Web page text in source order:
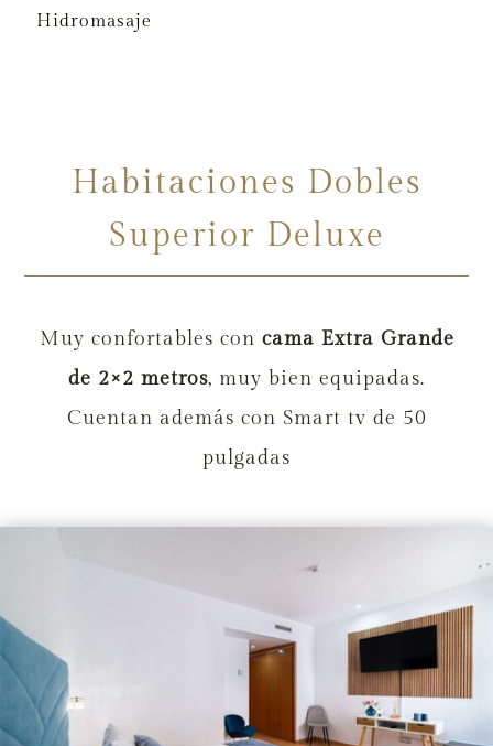
Hidromasaje
Habitaciones Dobles
Superior Deluxe
Muy confortables con cama Extra Grande
de 2×2 metros, muy bien equipadas.
Cuentan además con Smart tv de 50
pulgadas